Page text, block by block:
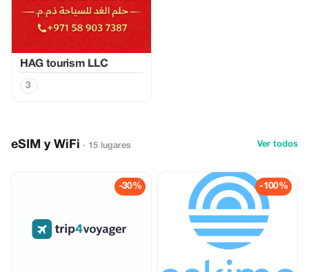
HAG tourism LLC
3
eSIM y WiFi · 15 lugares Ver todos
-30% -100%